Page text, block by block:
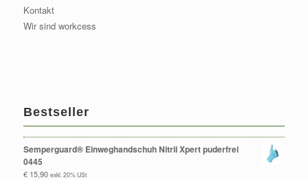
Kontakt
Wir sind workcess
Bestseller
Semperguard® Einweghandschuh Nitril Xpert puderfrei
0445
€15,90 exkl. 20% USt